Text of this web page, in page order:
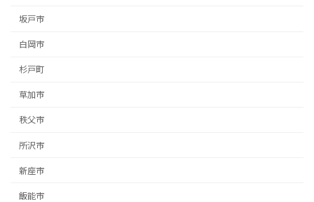
坂戸市
白岡市
杉戸町
草加市
秩父市
所沢市
新座市
飯能市